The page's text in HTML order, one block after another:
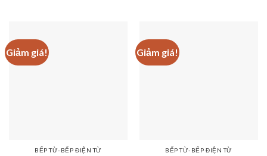
Giảm giá!
BẾP TỪ-BẾP ĐIỆN TỪ
Giảm giá!
BẾP TỪ-BẾP ĐIỆN TỪ